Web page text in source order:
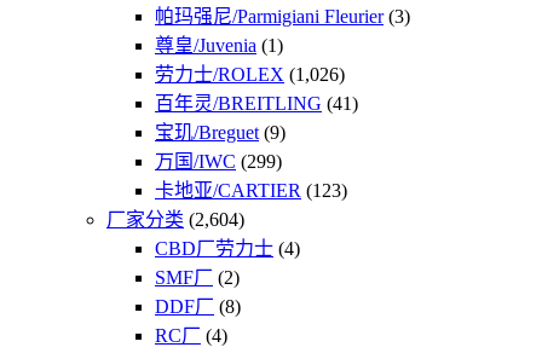
帕玛强尼/Parmigiani Fleurier(3)
尊皇/Juvenia (1)
劳力士/ROLEX (1,026)
百年灵/BREITLING (41)
宝玑/Breguet (9)
万国/IWC (299)
卡地亚/CARTIER (123)
厂家分类 (2,604)
CBD厂劳力士 (4)
SMF厂 (2)
DDF厂 (8)
RC厂 (4)